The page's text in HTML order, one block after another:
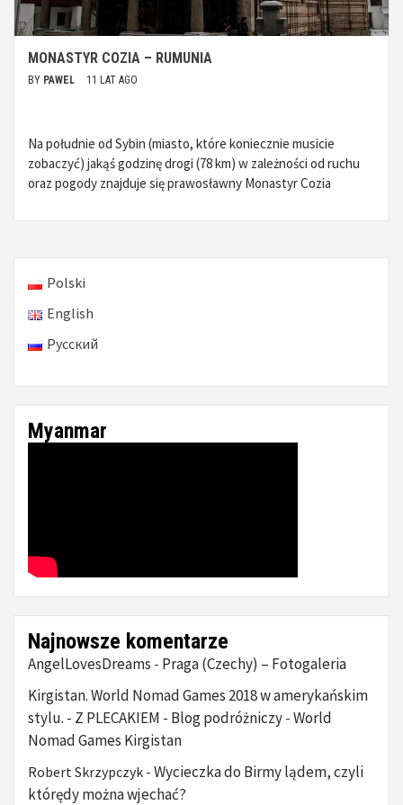
MONASTYR COZIA – RUMUNIA
BY PAWEL 11 LAT AGO
Na południe od Sybin (miasto, które koniecznie musicie
zobaczyć) jakąś godzinę drogi (78 km) w zależności od ruchu
oraz pogody znajduje się prawosławny Monastyr Cozia
Polski
English
Русский
Myanmar
Najnowsze komentarze
AngelLovesDreams - Praga (Czechy) – Fotogaleria
Kirgistan. World Nomad Games 2018 w amerykańskim
stylu. - Z PLECAKIEM - Blog podróżniczy - World
Nomad Games Kirgistan
Robert Skrzypczyk - Wycieczka do Birmy lądem, czyli
którędy można wjechać?